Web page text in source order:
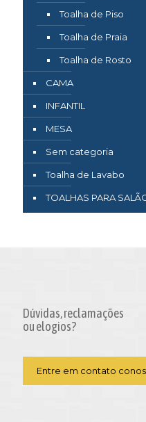
Toalha de Piso
Toalha de Praia
Toalha de Rosto
CAMA
INFANTIL
MESA
Sem categoria
Toalha de Lavabo
TOALHAS PARA
Dúvidas, reclamações
ou elogios?
Entre em contato